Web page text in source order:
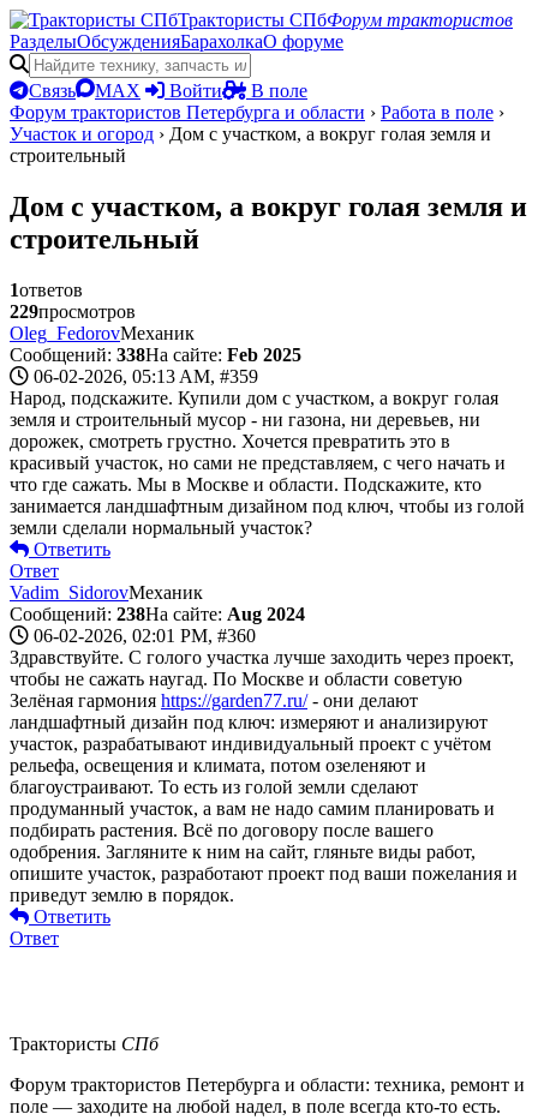
Трактористы СПбФорум трактористов
РазделыОбсужденияБарахолкаО форуме
Связь MAX Войти
В поле
Форум трактористов Петербурга и области › Работа в поле ›
Участок и огород › Дом с участком, а вокруг голая земля и
строительный
Дом с участком, а вокруг голая земля и
строительный
1ответов
229просмотров
Oleg_FedorovМеханик
Сообщений: 338На сайте: Feb 2025
06-02-2026, 05:13 AM, #359
Народ, подскажите. Купили дом с участком, а вокруг голая
земля и строительный мусор - ни газона, ни деревьев, ни
дорожек, смотреть грустно. Хочется превратить это в
красивый участок, но сами не представляем, с чего начать и
что где сажать. Мы в Москве и области. Подскажите, кто
занимается ландшафтным дизайном под ключ, чтобы из голой
земли сделали нормальный участок?
Ответить
Ответ
Vadim_SidorovМеханик
Сообщений: 238На сайте: Aug 2024
06-02-2026, 02:01 PM, #360
Здравствуйте. С голого участка лучше заходить через проект,
чтобы не сажать наугад. По Москве и области советую
Зелёная гармония https://garden77.ru/- они делают
ландшафтный дизайн под ключ: измеряют и анализируют
участок, разрабатывают индивидуальный проект с учётом
рельефа, освещения и климата, потом озеленяют и
благоустраивают. То есть из голой земли сделают
продуманный участок, а вам не надо самим планировать и
подбирать растения. Всё по договору после вашего
одобрения. Загляните к ним на сайт, гляньте виды работ,
опишите участок, разработают проект под ваши пожелания и
приведут землю в порядок.
Ответить
Ответ
Трактористы СПб
Форум трактористов Петербурга и области: техника, ремонт и
поле — заходите на любой надел, в поле всегда кто-то есть.